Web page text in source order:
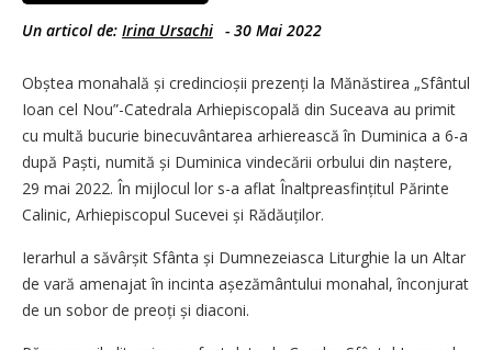
Un articol de: Irina Ursachi - 30 Mai 2022
Obștea monahală și credin­cioșii prezenți la Mănăstirea „Sfântul
Ioan cel Nou”-Catedrala Arhi­episcopală din Suceava au primit
cu multă bucurie binecuvântarea arhierească în Duminica a 6-a
după Paști, numită și Duminica vindecării orbului din naștere,
29 mai 2022. În mijlocul lor s-a aflat Înalt­preasfințitul Părinte
Calinic, Arhi­episcopul Sucevei și Rădă­uților.
Ierarhul a săvârșit Sfânta și Dumnezeiasca Liturghie la un Altar
de vară amenajat în incinta așeză­mântului monahal, înconjurat
de un sobor de preoți și diaconi.